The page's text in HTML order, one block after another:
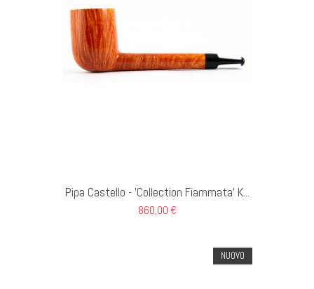
Pipa Castello - 'Collection Fiammata' K...
860,00 €
NUOVO